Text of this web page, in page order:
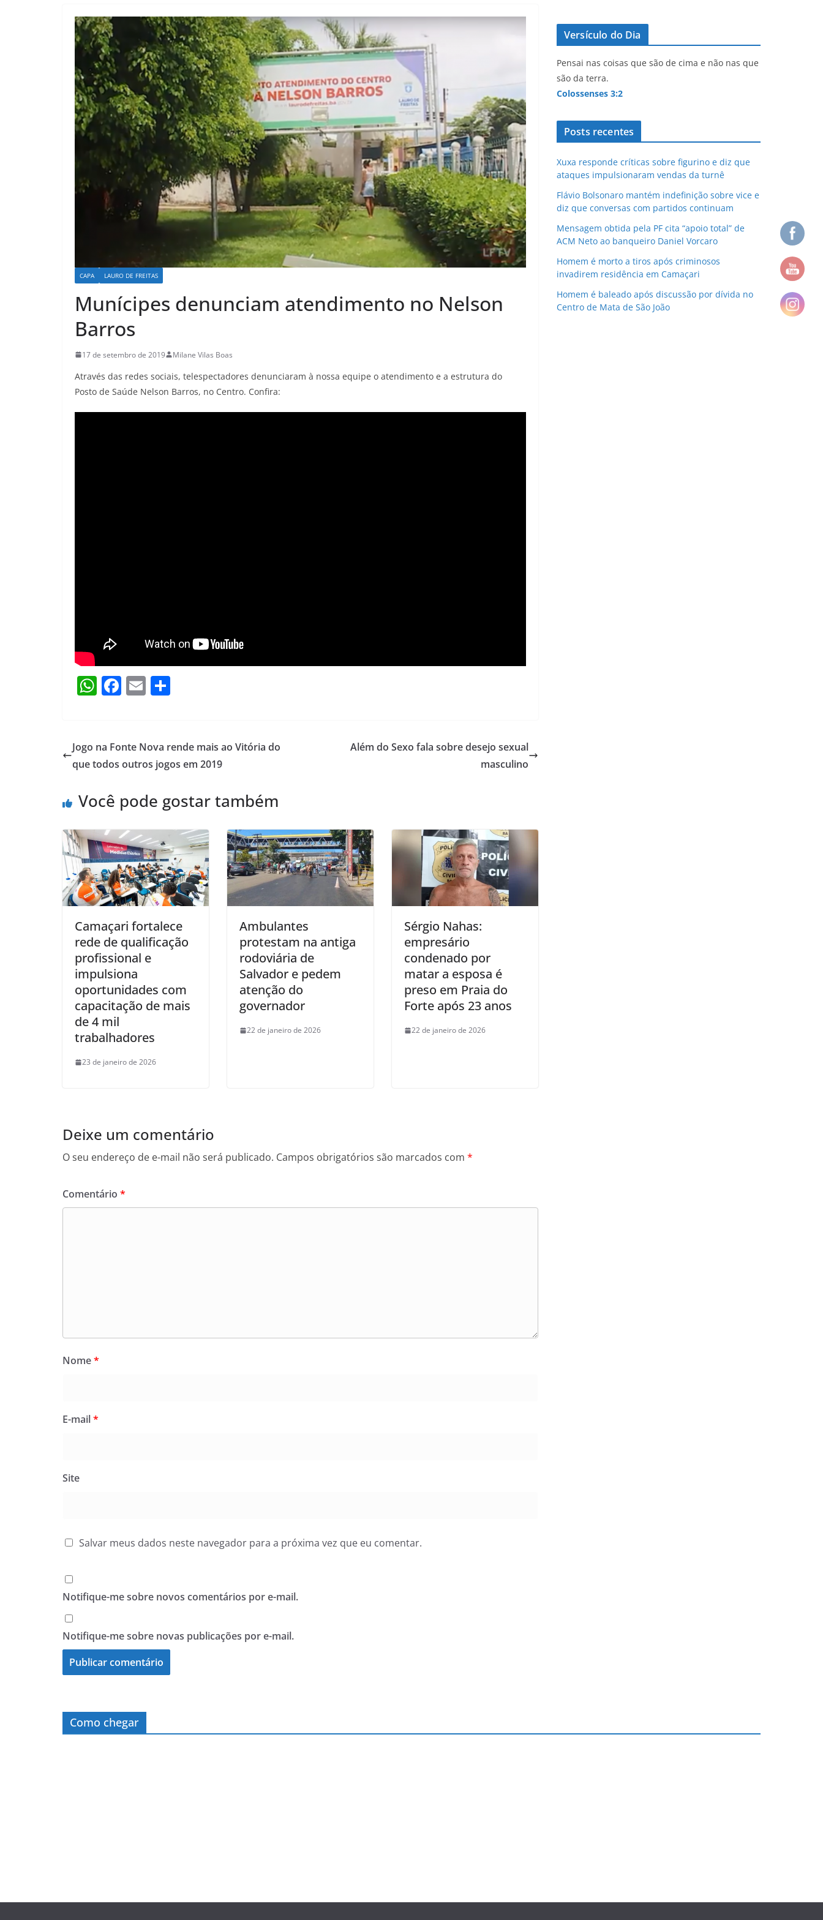
CAPA LAURO DE FREITAS
Munícipes denunciam atendimento no Nelson
Barros
17 de setembro de 2019 Milane Vilas Boas
Através das redes sociais, telespectadores denunciaram à nossa equipe o atendimento e a estrutura do
Posto de Saúde Nelson Barros, no Centro. Confira:
W
h
s
A
p
F
a
e
b
o
E
m
l e
Jogo na Fonte Nova rende mais ao Vitória do
que todos outros jogos em 2019
Além do Sexo fala sobre desejo sexual
masculino
Você pode gostar também
Camaçari fortalece
rede de qualificação
profissional e
impulsiona
oportunidades com
capacitação de mais
de 4 mil
trabalhadores
23 de janeiro de 2026
Ambulantes
protestam na antiga
rodoviária de
Salvador e pedem
atenção do
governador
22 de janeiro de 2026
Sérgio Nahas:
empresário
condenado por
matar a esposa é
preso em Praia do
Forte após 23 anos
22 de janeiro de 2026
Deixe um comentário
O seu endereço de e-mail não será publicado. Campos obrigatórios são marcados com *
Comentário *
Nome*
E-mail*
Site
Salvar meus dados neste navegador para a próxima vez que eu comentar.
Notifique-me sobre novos comentários por e-mail.
Notifique-me sobre novas publicações por e-mail.
Versículo do Dia
Pensai nas coisas que são de cima e não nas que
são da terra.
Colossenses 3:2
Posts recentes
Xuxa responde críticas sobre figurino e diz que
ataques impulsionaram vendas da turnê
Flávio Bolsonaro mantém indefinição sobre vice e
diz que conversas com partidos continuam
Mensagem obtida pela PF cita “apoio total” de
ACM Neto ao banqueiro Daniel Vorcaro
Homem é morto a tiros após criminosos
invadirem residência em Camaçari
Homem é baleado após discussão por dívida no
Centro de Mata de São João
Como chegar